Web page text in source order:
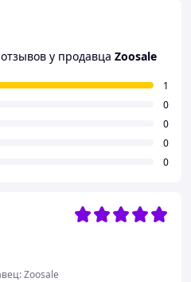
Zoosale
у продавца Zoosale
1
0
0
0
0